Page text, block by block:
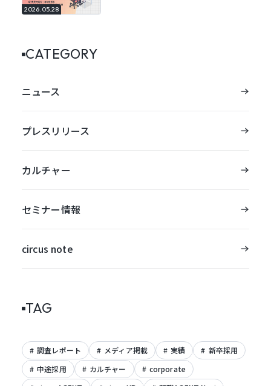
2026.05.28
CATEGORY
ニュース
プレスリリース
カルチャー
セミナー情報
circus note
TAG
調査レポート メディア掲載 実績
新卒採用
中途採用
カルチャー
corporate